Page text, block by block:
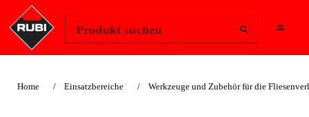
Produkt suchen
Home Einsatzbereiche Werkzeuge und Zubehör für die